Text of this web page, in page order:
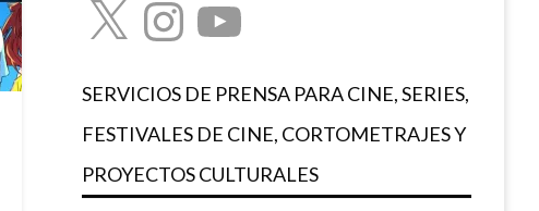
SERVICIOS DE PRENSA PARA CINE, SERIES,
FESTIVALES DE CINE, CORTOMETRAJES Y
PROYECTOS CULTURALES